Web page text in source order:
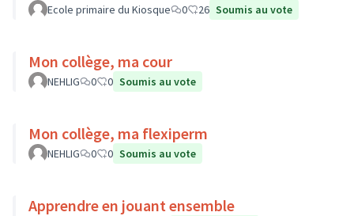
Ecole primaire du Kiosque 0 26 Soumis au vote
Mon collège, ma cour
NEHLIG 0 0 Soumis au vote
Mon collège, ma flexiperm
NEHLIG 0 0 Soumis au vote
Apprendre en jouant ensemble